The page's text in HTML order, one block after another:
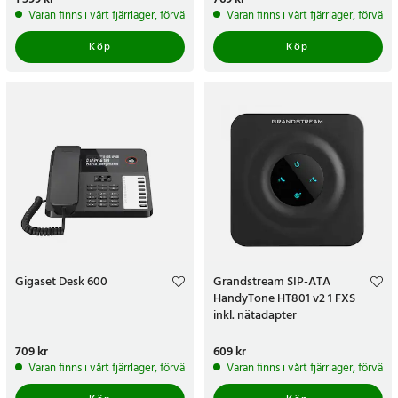
Varan finns i vårt fjärrlager, förväntas skickas inom 5-7 arbetsdagar
Köp
Varan finns i vårt fjärrlager,
Köp
Gigaset Desk 600
Pris:709 kr
709 kr
Varan finns i vårt fjärrlager, förväntas skickas inom 5-7 arbetsdagar
Grandstream SIP-ATA
HandyTone HT801 v2 1 FXS
inkl. nätadapter
Pris:609 kr
609 kr
Varan finns i vårt fjärrlager,